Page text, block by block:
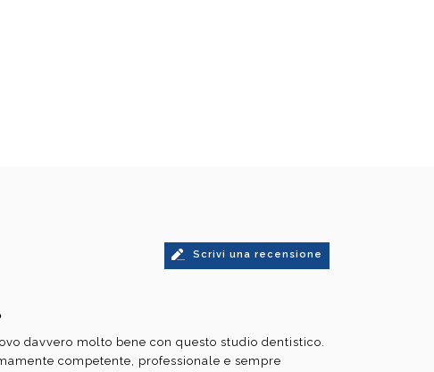
Scrivi una recensione
davvero molto bene con questo studio dentistico.
competente, professionale e sempre